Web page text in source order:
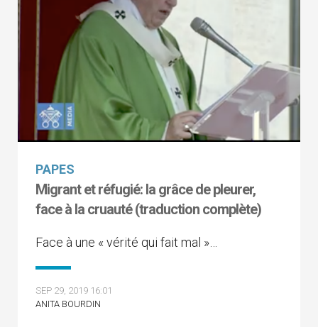
PAPES
Migrant et réfugié: la grâce de pleurer,
face à la cruauté (traduction complète)
Face à une « vérité qui fait mal »…
SEP 29, 2019 16:01
ANITA BOURDIN